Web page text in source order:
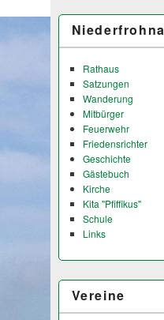
Niederfrohna
Rathaus
Satzungen
Wanderung
Mitbürger
Feuerwehr
Friedensrichter
Geschichte
Gästebuch
Kirche
Kita "Pfiffikus"
Schule
Links
Vereine